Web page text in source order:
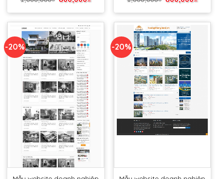
-20% -20%